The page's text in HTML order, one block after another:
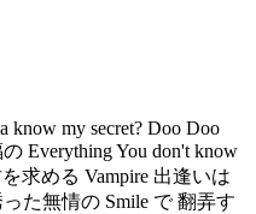
know my secret? Doo Doo
Everything You don't know
求める Vampire 出逢いは
った無情の Smile で 翻弄す